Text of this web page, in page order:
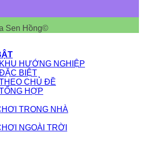
Sen Hồng©
HƯỚNG NGHIỆP
BIỆT
CHỦ ĐỀ
HỢP
TRONG NHÀ
NGOÀI TRỜI